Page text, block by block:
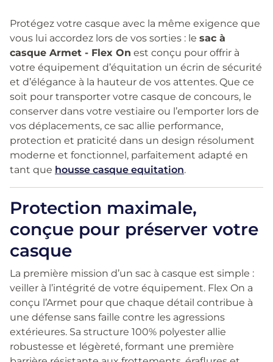
Protégez votre casque avec la même exigence que
vous lui accordez lors de vos sorties : le sac à
casque Armet - Flex On est conçu pour offrir à
votre équipement d’équitation un écrin de sécurité
et d’élégance à la hauteur de vos attentes. Que ce
soit pour transporter votre casque de concours, le
conserver dans votre vestiaire ou l’emporter lors de
vos déplacements, ce sac allie performance,
protection et praticité dans un design résolument
moderne et fonctionnel, parfaitement adapté en
tant que housse casque equitation.
Protection maximale,
conçue pour préserver votre
casque
La première mission d’un sac à casque est simple :
veiller à l’intégrité de votre équipement. Flex On a
conçu l’Armet pour que chaque détail contribue à
une défense sans faille contre les agressions
extérieures. Sa structure 100% polyester allie
robustesse et légèreté, formant une première